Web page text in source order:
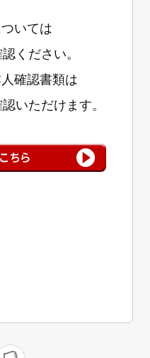
いては
ください。
確認書類は
いただけます。